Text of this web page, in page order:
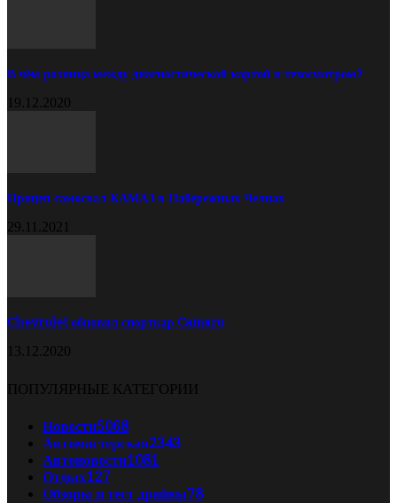
В чём разница между диагностической картой и техосмотром?
19.12.2020
Прицеп самосвал КАМАЗ в Набережных Челнах
29.11.2021
Chevrolet обновил спорткар Camaro
13.12.2020
ПОПУЛЯРНЫЕ КАТЕГОРИИ
Новости5068
Автомастерская2343
Автоновости1081
Отдых127
Обзоры и тест драйвы78